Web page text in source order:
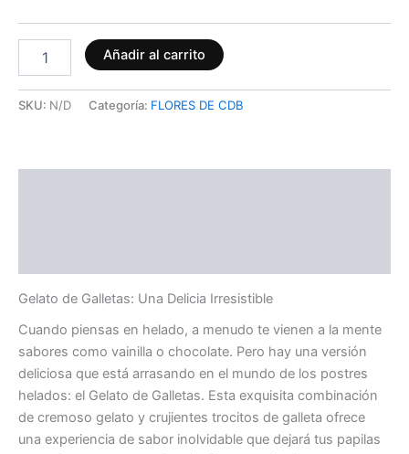
Añadir al carrito
SKU: N/D Categoría: FLORES DE CDB
Gelato de Galletas: Una Delicia Irresistible
Cuando piensas en helado, a menudo te vienen a la mente
sabores como vainilla o chocolate. Pero hay una versión
deliciosa que está arrasando en el mundo de los postres
helados: el Gelato de Galletas. Esta exquisita combinación
de cremoso gelato y crujientes trocitos de galleta ofrece
una experiencia de sabor inolvidable que dejará tus papilas